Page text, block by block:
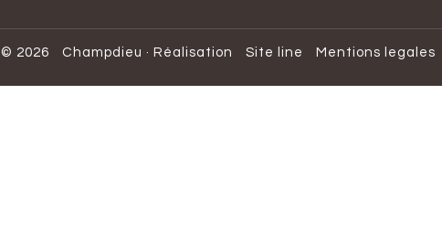
© 2026 Champdieu · Réalisation Site line Mentions legales